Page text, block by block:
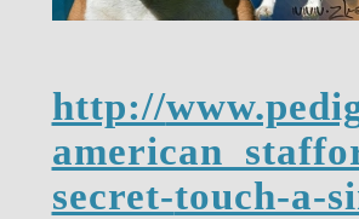
http://
secret-touch-a-